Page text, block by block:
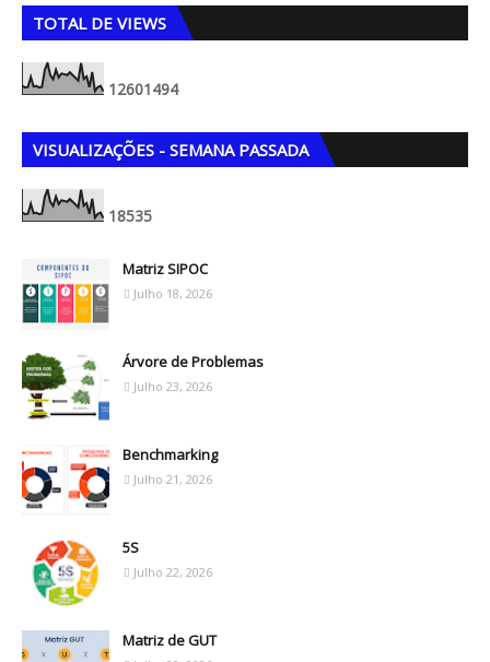
TOTAL DE VIEWS
12601494
VISUALIZAÇÕES - SEMANA PASSADA
18535
Matriz SIPOC
Julho 18, 2026
Árvore de Problemas
Julho 23, 2026
Benchmarking
Julho 21, 2026
5S
Julho 22, 2026
Matriz de GUT